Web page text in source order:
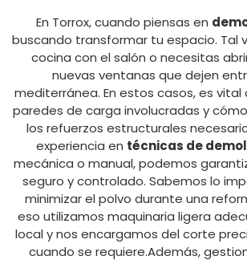
En Torrox, cuando piensas en
buscando transformar tu espacio. Tal
cocina con el salón o necesitas
nuevas ventanas que dejen
mediterránea. En estos casos, es vital
paredes de carga involucradas y
los refuerzos estructurales
experiencia en técnicas de
mecánica o manual, podemos
seguro y controlado. Sabemos lo
minimizar el polvo durante una
eso utilizamos maquinaria ligera
local y nos encargamos del corte
cuando se requiere.Además,